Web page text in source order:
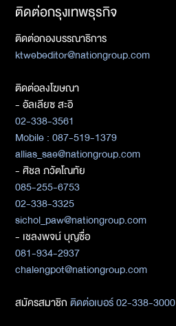
ติดต่อกรุงเทพธุรกิจ
ติดต่อกองบรรณาธิการ
ktwebeditor@nationgroup.com
ติดต่อลงโฆษณา
- อัลเลียซ สะอิ
02-338-3561
Mobile : 087-519-1379
allias_sae@nationgroup.com
- ศิชล ภวัตโณทัย
085-255-6753
02-338-3325
sichol_paw@nationgroup.com
- เชลงพจน์ บุญซื่อ
081-934-2937
chalengpot@nationgroup.com
สมัครสมาชิกติดต่อเบอร์ 02-338-3000